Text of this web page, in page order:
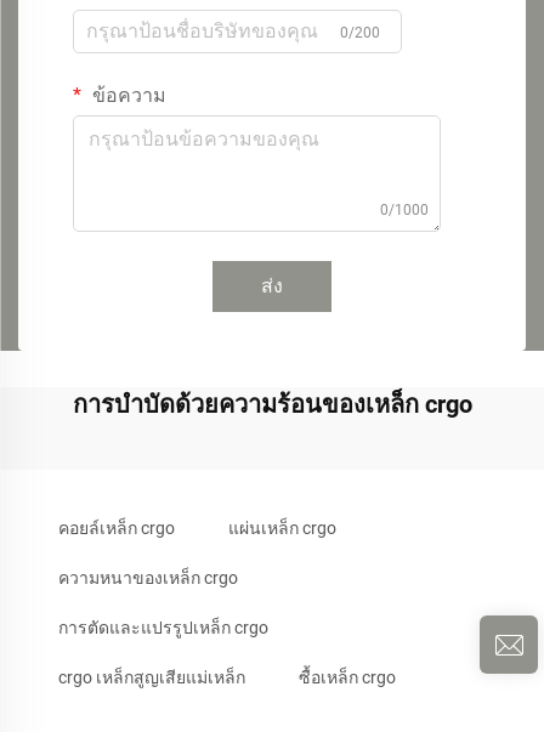
0/200
ข้อความ
0/1000
ส่ง
การบำบัดด้วยความร้อนของเหล็ก crgo
คอยล์เหล็ก crgo แผ่นเหล็ก crgo
ความหนาของเหล็ก crgo
การตัดและแปรรูปเหล็ก crgo
crgo เหล็กสูญเสียแม่เหล็ก ซื้อเหล็ก crgo